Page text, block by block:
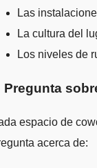
Las
La cultura del
Los niveles de
Pregunta
espacio de
acerca de: